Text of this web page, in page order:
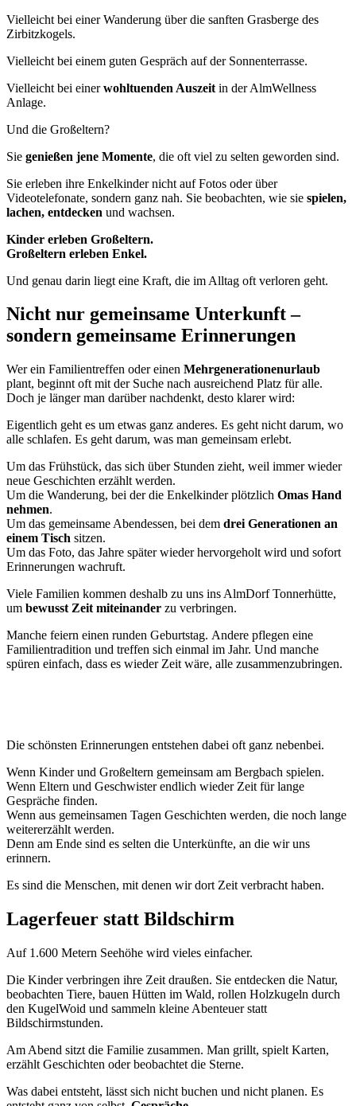
Vielleicht bei einer Wanderung über die sanften Grasberge des
Zirbitzkogels.
Vielleicht bei einem guten Gespräch auf der Sonnenterrasse.
Vielleicht bei einerwohltuenden Auszeit in der AlmWellness
Anlage.
Und die Großeltern?
Sie genießen jene Momente, die oft viel zu selten geworden sind.
Sie erleben ihre Enkelkinder nicht auf Fotos oder über
Videotelefonate, sondern ganz nah. Sie beobachten, wie sie spielen,
lachen, entdecken und wachsen.
Kinder erleben Großeltern.
Großeltern erleben Enkel.
Und genau darin liegt eine Kraft, die im Alltag oft verloren geht.
Nicht nur gemeinsame Unterkunft –
sondern gemeinsame Erinnerungen
Wer ein Familientreffen oder einen Mehrgenerationenurlaub
plant, beginnt oft mit der Suche nach ausreichend Platz für alle.
Doch je länger man darüber nachdenkt, desto klarer wird:
Eigentlich geht es um etwas ganz anderes. Es geht nicht darum, wo
alle schlafen. Es geht darum, was man gemeinsam erlebt.
Um das Frühstück, das sich über Stunden zieht, weil immer wieder
neue Geschichten erzählt werden.
Um die Wanderung, bei der die Enkelkinder plötzlich Omas Hand
nehmen.
Um das gemeinsame Abendessen, bei dem drei Generationen an
einem Tisch sitzen.
Um das Foto, das Jahre später wieder hervorgeholt wird und sofort
Erinnerungen wachruft.
Viele Familien kommen deshalb zu uns ins AlmDorf Tonnerhütte,
um bewusst Zeit miteinander zu verbringen.
Manche feiern einen runden Geburtstag. Andere pflegen eine
Familientradition und treffen sich einmal im Jahr. Und manche
spüren einfach, dass es wieder Zeit wäre, alle zusammenzubringen.
Die schönsten Erinnerungen entstehen dabei oft ganz nebenbei.
Wenn Kinder und Großeltern gemeinsam am Bergbach spielen.
Wenn Eltern und Geschwister endlich wieder Zeit für lange
Gespräche finden.
Wenn aus gemeinsamen Tagen Geschichten werden, die noch lange
weitererzählt werden.
Denn am Ende sind es selten die Unterkünfte, an die wir uns
erinnern.
Es sind die Menschen, mit denen wir dort Zeit verbracht haben.
Lagerfeuer statt Bildschirm
Auf 1.600 Metern Seehöhe wird vieles einfacher.
Die Kinder verbringen ihre Zeit draußen. Sie entdecken die Natur,
beobachten Tiere, bauen Hütten im Wald, rollen Holzkugeln durch
den KugelWoid und sammeln kleine Abenteuer statt
Bildschirmstunden.
Am Abend sitzt die Familie zusammen. Man grillt, spielt Karten,
erzählt Geschichten oder beobachtet die Sterne.
Was dabei entsteht, lässt sich nicht buchen und nicht planen. Es